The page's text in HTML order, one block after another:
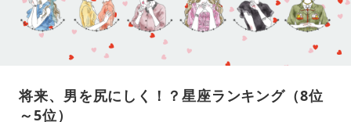
将来、男を尻にしく！？星座ランキング（8位
～5位）